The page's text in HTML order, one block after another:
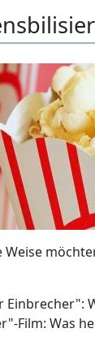
Film: Was